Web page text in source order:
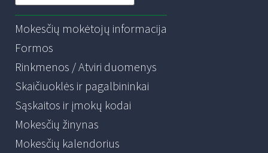
Mokesčių mokėtojų informacija
Formos
Rinkmenos / Atviri duomenys
Skaičiuoklės ir pagalbininkai
Sąskaitos ir įmokų kodai
Mokesčių žinynas
Mokesčių kalendorius